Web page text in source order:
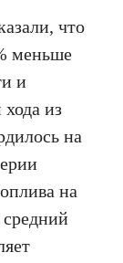
что
меньше
и
из
на
на